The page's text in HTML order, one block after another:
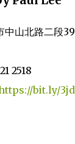
中山北路二段
2518
bit.ly/